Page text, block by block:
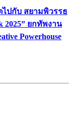
ปกับ สยามพิวรรธ
2025” ยกทัพงาน
Powerhouse